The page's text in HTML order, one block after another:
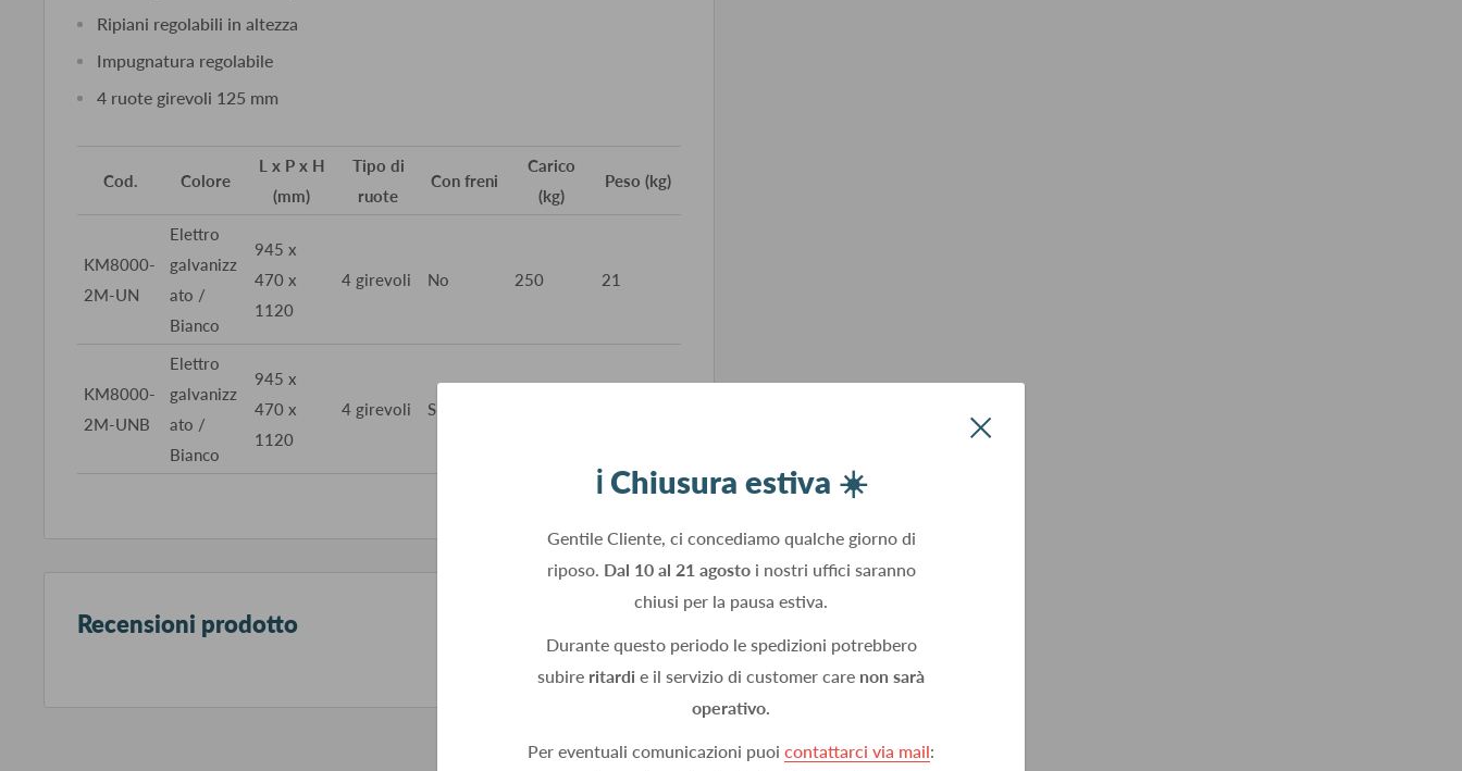
ℹ️ Chiusura estiva ☀️
Gentile Cliente, ci concediamo qualche giorno di
riposo. Dal 10 al 21 agostoi nostri uffici saranno
chiusi per la pausa estiva.
Durante questo periodo le spedizioni potrebbero
subire ritardi e il servizio di customer care non sarà
operativo.
Per eventuali comunicazioni puoi contattarci via mail:
Ripiani regolabili in altezza
Impugnatura regolabile
4 ruote girevoli 125 mm
Cod. Colore
L x P x H
(mm)
Tipo di
ruote
Con freni
Carico
(kg)
Peso (kg)
KM8000-
2M-UN
Elettro
galvanizz
ato /
Bianco
945 x
470 x
1120
4 girevoli No 250 21
KM8000-
2M-UNB
Elettro
galvanizz
ato /
Bianco
945 x
470 x
1120
4 girevoli Si
Recensioni prodotto